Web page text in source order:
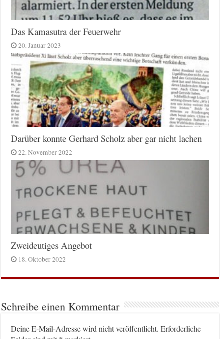
Das Kamasutra der Feuerwehr
20. Januar 2023
Darüber konnte Gerhard Scholz aber gar nicht lachen
22. November 2022
Zweideutiges Angebot
18. Oktober 2022
Schreibe einen Kommentar
Deine E-Mail-Adresse wird nicht veröffentlicht. Erforderliche